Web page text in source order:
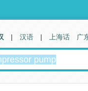
| 汉语 | 上海话 广